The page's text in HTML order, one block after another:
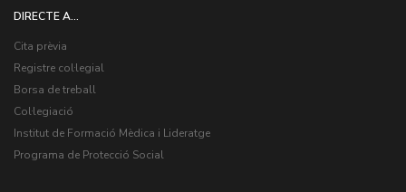
DIRECTE A...
Cita prèvia
Registre col·legial
Borsa de treball
Col·legiació
Institut de Formació Mèdica i Lideratge
Programa de Protecció Social